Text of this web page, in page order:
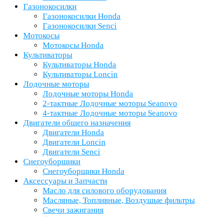
Газонокосилки
Газонокосилки Honda
Газонокосилки Senci
Мотокосы
Мотокосы Honda
Культиваторы
Культиваторы Honda
Культиваторы Loncin
Лодочные моторы
Лодочные моторы Honda
2-тактные Лодочные моторы Seanovo
4-тактные Лодочные моторы Seanovo
Двигатели общего назначения
Двигатели Honda
Двигатели Loncin
Двигатели Senci
Снегоуборщики
Снегоуборщики Honda
Аксессуары и Запчасти
Масло для силового оборудования
Масляные, Топливные, Воздушые фильтры
Свечи зажигания